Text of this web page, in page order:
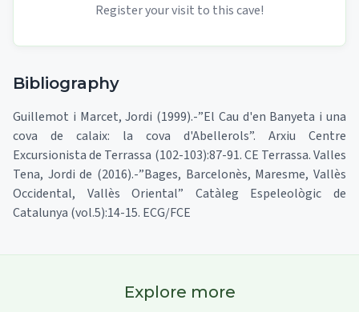
Register your visit to this cave!
Bibliography
Guillemot i Marcet, Jordi (1999).-”El Cau d'en Banyeta i una
cova de calaix: la cova d'Abellerols”. Arxiu Centre
Excursionista de Terrassa (102-103):87-91. CE Terrassa. Valles
Tena, Jordi de (2016).-”Bages, Barcelonès, Maresme, Vallès
Occidental, Vallès Oriental” Catàleg Espeleològic de
Catalunya (vol.5):14-15. ECG/FCE
Explore more